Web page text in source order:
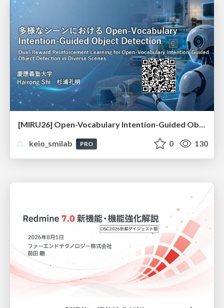
[MIRU26] Open-Vocabulary Intention-Guided Object Detection in Diverse Scenes
keio_smilab
PRO 0 130